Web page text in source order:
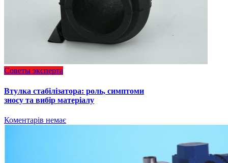
Советы эксперта
Втулка стабілізатора: роль, симптоми
зносу та вибір матеріалу
Коментарів немає